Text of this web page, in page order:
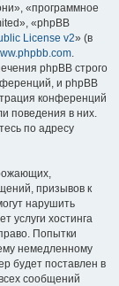
«программное
«phpBB
License v2» (в
.
phpBB строго
и phpBB
конференций
поведения в них.
по адресу
призывов к
нарушить
услуги хостинга
Попытки
немедленному
будет поставлен в
сообщений